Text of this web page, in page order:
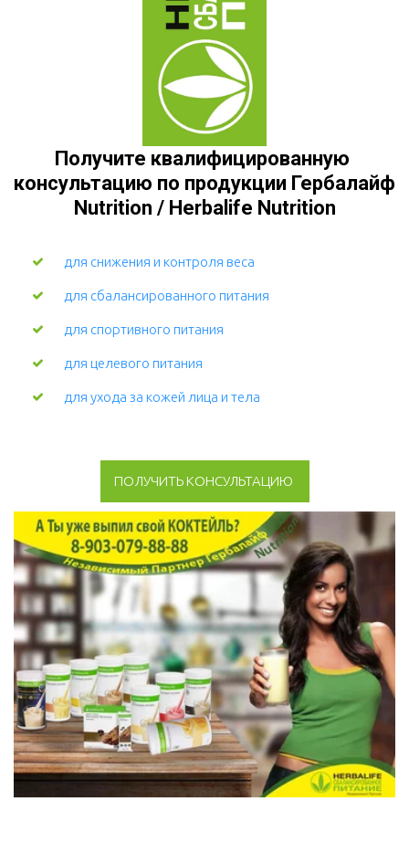
Получите квалифицированную
консультацию по продукции Гербалайф
Nutrition / Herbalife Nutrition
для снижения и контроля веса
для сбалансированного питания
для спортивного питания
для целевого питания
для ухода за кожей лица и тела
ПОЛУЧИТЬ КОНСУЛЬТАЦИЮ